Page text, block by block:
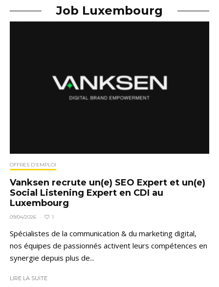
Job Luxembourg
OFFRES D'EMPLOI
Vanksen recrute un(e) SEO Expert et un(e)
Social Listening Expert en CDI au
Luxembourg
09/04/2026 · 1
Spécialistes de la communication & du marketing digital,
nos équipes de passionnés activent leurs compétences en
synergie depuis plus de...
LIRE LA SUITE